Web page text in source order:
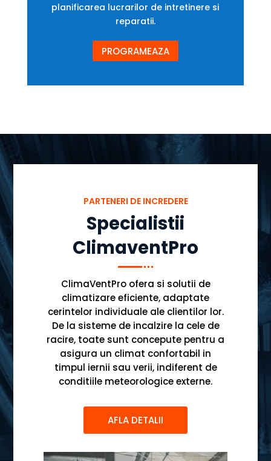
planificarea lucrarilor de intretinere si
reparatii.
PROGRAMEAZA
PARTENERI DE INCREDERE
Specialistii
ClimaventPro
ClimaVentPro ofera si solutii de
climatizare eficiente, adaptate
cerintelor individuale ale clientilor lor.
De la sisteme de incalzire la cele de
racire, toate sunt concepute pentru a
asigura un climat confortabil in
timpul iernii sau verii, indiferent de
conditiile meteorologice externe.
AFLA DETALII